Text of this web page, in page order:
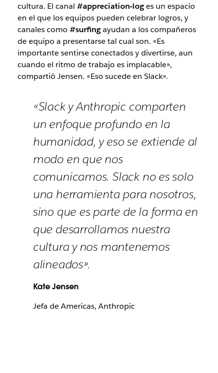
cultura. El canal #appreciation-loges un espacio
en el que los equipos pueden celebrar logros, y
canales como #surfingayudan a los compañeros
de equipo a presentarse tal cual son. «Es
importante sentirse conectados y divertirse, aun
cuando el ritmo de trabajo es implacable»,
compartió Jensen. «Eso sucede en Slack».
«Slack y Anthropic comparten
un enfoque profundo en la
humanidad, y eso se extiende al
modo en que nos
comunicamos. Slack no es solo
una herramienta para nosotros,
sino que es parte de la forma en
que desarrollamos nuestra
cultura y nos mantenemos
alineados».
Kate Jensen
Jefa de Americas, Anthropic